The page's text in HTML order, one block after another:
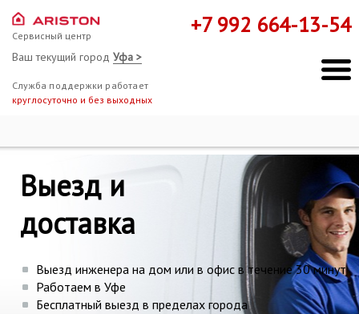
Сервисный центр
Ваш текущий город Уфа >
Служба поддержки работает
круглосуточно и без выходных
+7 992 664-13-54
Схема работы
Мы здесь, чтобы помочь!
Выезд и
доставка
Выезд инженера на дом или в офис в течение 30 минут
Работаем в Уфе
Бесплатный выезд в пределах города